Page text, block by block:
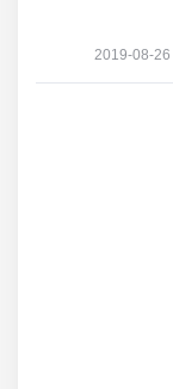
2019-08-26